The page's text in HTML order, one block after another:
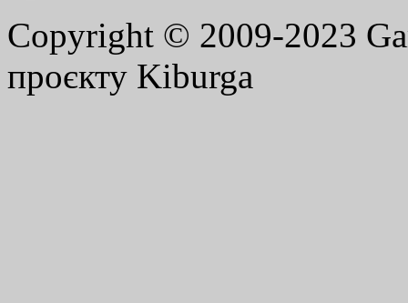
Copyright © 2009-2023
проєкту Kiburga